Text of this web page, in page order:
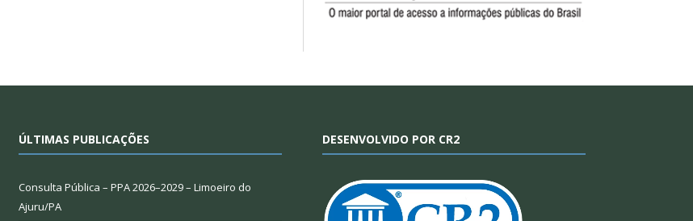
ÚLTIMAS PUBLICAÇÕES
Consulta Pública – PPA 2026–2029 – Limoeiro do
Ajuru/PA
DESENVOLVIDO POR CR2